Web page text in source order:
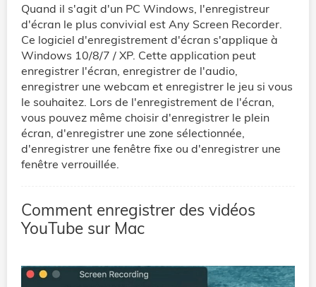
Quand il s'agit d'un PC Windows, l'enregistreur
d'écran le plus convivial est Any Screen Recorder.
Ce logiciel d'enregistrement d'écran s'applique à
Windows 10/8/7 / XP. Cette application peut
enregistrer l'écran, enregistrer de l'audio,
enregistrer une webcam et enregistrer le jeu si vous
le souhaitez. Lors de l'enregistrement de l'écran,
vous pouvez même choisir d'enregistrer le plein
écran, d'enregistrer une zone sélectionnée,
d'enregistrer une fenêtre fixe ou d'enregistrer une
fenêtre verrouillée.
Comment enregistrer des vidéos
YouTube sur Mac